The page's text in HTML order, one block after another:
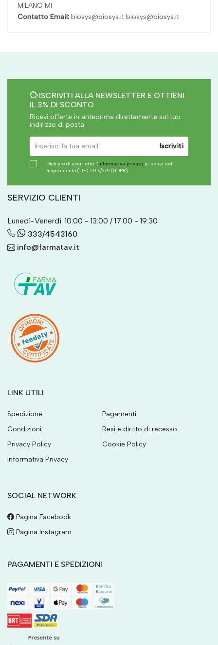
MILANO MI
Contatto Email: biosys@biosys.it biosys@biosys.it
ISCRIVITI ALLA NEWSLETTER E OTTIENI
IL 3% DI SCONTO
Ricevi offerte in anteprima direttamente sul tuo
indirizzo di posta.
Iscriviti
Dichiaro di aver letto l'informativa privacy ai sensi del
Regolamento (UE) 2016/679 (GDPR).
SERVIZIO CLIENTI
Lunedì-Venerdì: 10:00 - 13:00 / 17:00 - 19:30
333/4543160
info@farmatav.it
LINK UTILI
Spedizione
Pagamenti
Condizioni
Resi e diritto di recesso
Privacy Policy
Cookie Policy
Informativa Privacy
SOCIAL NETWORK
Pagina Facebook
Pagina Instagram
PAGAMENTI E SPEDIZIONI